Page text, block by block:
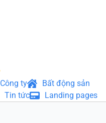
Công ty
Bất động sản
Tin tức Landing pages